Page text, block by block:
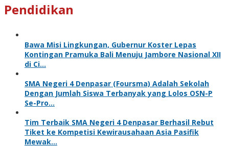
Pendidikan
Bawa Misi Lingkungan, Gubernur Koster Lepas
Kontingan Pramuka Bali Menuju Jambore Nasional XII
di Ci…
SMA Negeri 4 Denpasar (Foursma) Adalah Sekolah
Dengan Jumlah Siswa Terbanyak yang Lolos OSN-P
Se-Pro…
Tim Terbaik SMA Negeri 4 Denpasar Berhasil Rebut
Tiket ke Kompetisi Kewirausahaan Asia Pasifik
Mewak…